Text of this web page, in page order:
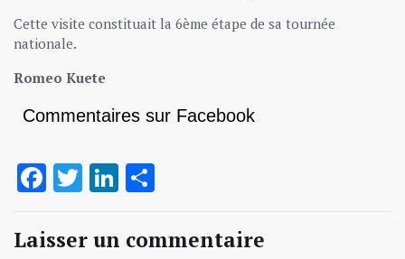
Cette visite constituait la 6ème étape de sa tournée
nationale.
Romeo Kuete
Commentaires sur Facebook
Facebook
TwitterLinkedIn
Laisser un commentaire